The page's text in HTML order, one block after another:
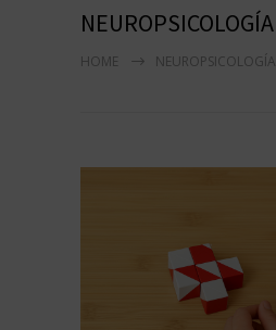
NEUROPSICOLOGÍA
HOME NEUROPSICOLOGÍA